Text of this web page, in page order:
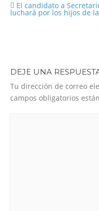
El candidato a
luchará por los hijos de
DEJE UNA
Tu dirección de correo
campos obligatorios